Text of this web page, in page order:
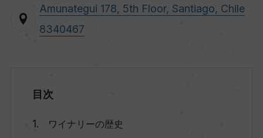
Amunategui 178, 5th Floor, Santiago, Chile
8340467
目次
ワイナリーの歴史